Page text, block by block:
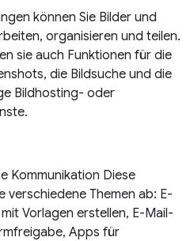
können Sie Bilder und
organisieren und teilen.
sie auch Funktionen für die
die Bildsuche und die
Bildhosting- oder
Kommunikation Diese
verschiedene Themen ab: E-
Vorlagen erstellen, E-Mail-
Apps für